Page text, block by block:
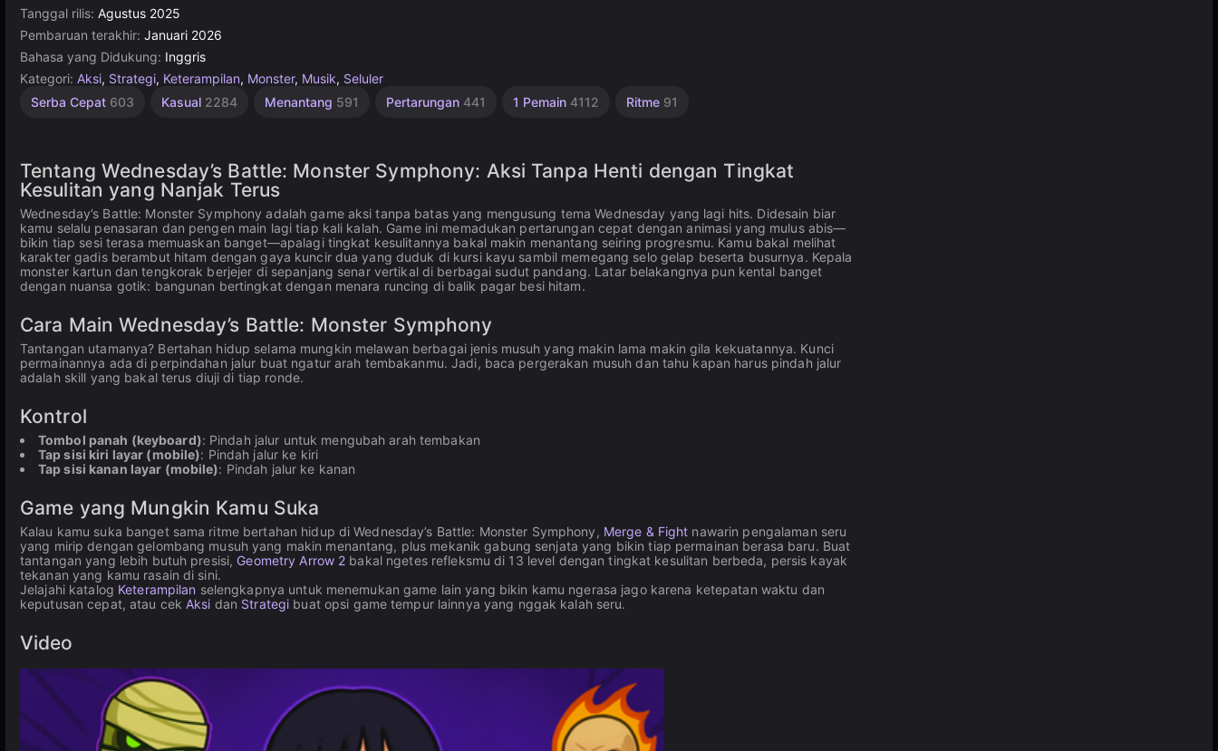
Tanggal rilis: Agustus 2025
Pembaruan terakhir: Januari 2026
Bahasa yang Didukung: Inggris
Kategori: Aksi, Strategi, Keterampilan, Monster, Musik, Seluler
Serba Cepat 603 Kasual 2284 Menantang 591 Pertarungan 441 1 Pemain 4112 Ritme 91
Tentang Wednesday’s Battle: Monster Symphony: Aksi Tanpa Henti dengan Tingkat
Kesulitan yang Nanjak Terus
Wednesday’s Battle: Monster Symphony adalah game aksi tanpa batas yang mengusung tema Wednesday yang lagi hits. Didesain biar
kamu selalu penasaran dan pengen main lagi tiap kali kalah. Game ini memadukan pertarungan cepat dengan animasi yang mulus abis—
bikin tiap sesi terasa memuaskan banget—apalagi tingkat kesulitannya bakal makin menantang seiring progresmu. Kamu bakal melihat
karakter gadis berambut hitam dengan gaya kuncir dua yang duduk di kursi kayu sambil memegang selo gelap beserta busurnya. Kepala
monster kartun dan tengkorak berjejer di sepanjang senar vertikal di berbagai sudut pandang. Latar belakangnya pun kental banget
dengan nuansa gotik: bangunan bertingkat dengan menara runcing di balik pagar besi hitam.
Cara Main Wednesday’s Battle: Monster Symphony
Tantangan utamanya? Bertahan hidup selama mungkin melawan berbagai jenis musuh yang makin lama makin gila kekuatannya. Kunci
permainannya ada di perpindahan jalur buat ngatur arah tembakanmu. Jadi, baca pergerakan musuh dan tahu kapan harus pindah jalur
adalah skill yang bakal terus diuji di tiap ronde.
Kontrol
Tombol panah (keyboard): Pindah jalur untuk mengubah arah tembakan
Tap sisi kiri layar (mobile): Pindah jalur ke kiri
Tap sisi kanan layar (mobile): Pindah jalur ke kanan
Game yang Mungkin Kamu Suka
Kalau kamu suka banget sama ritme bertahan hidup di Wednesday’s Battle: Monster Symphony, Merge & Fight nawarin pengalaman seru
yang mirip dengan gelombang musuh yang makin menantang, plus mekanik gabung senjata yang bikin tiap permainan berasa baru. Buat
tantangan yang lebih butuh presisi, Geometry Arrow 2 bakal ngetes refleksmu di 13 level dengan tingkat kesulitan berbeda, persis kayak
tekanan yang kamu rasain di sini.
Jelajahi katalog Keterampilan selengkapnya untuk menemukan game lain yang bikin kamu ngerasa jago karena ketepatan waktu dan
keputusan cepat, atau cekAksi dan Strategi buat opsi game tempur lainnya yang nggak kalah seru.
Video